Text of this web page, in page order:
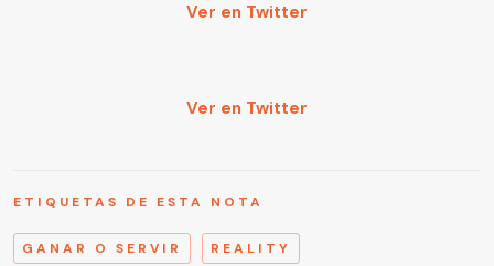
Ver en Twitter
Ver en Twitter
ETIQUETAS DE ESTA NOTA
GANAR O SERVIR REALITY